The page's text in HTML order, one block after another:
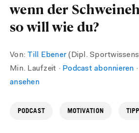
wenn der
so will wie du?
Von: Till Ebener(Dipl.
Min. Laufzeit · Podcast abonnieren
ansehen
PODCAST MOTIVATION